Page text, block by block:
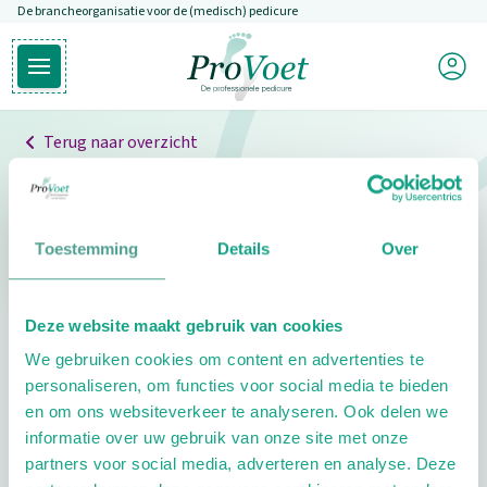
Toestemming Details Over
Deze website maakt gebruik van cookies
We gebruiken cookies om content en advertenties te
personaliseren, om functies voor social media te bieden
en om ons websiteverkeer te analyseren. Ook delen we
informatie over uw gebruik van onze site met onze
partners voor social media, adverteren en analyse. Deze
Overslaan en naar de inhoud gaan
De brancheorganisatie voor de (medisch) pedicure
Open hoofdmenu
Ga naar de homepagina
Mijn
Terug naar overzicht
Professionals
Pedicure niet gevonden
pedicure.